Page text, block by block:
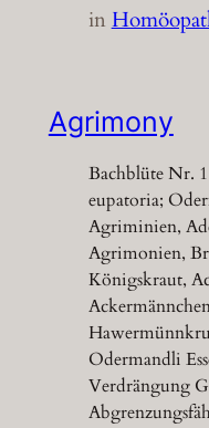
in
Agrimony
Bachblüte Nr.
eupatoria;
Agriminien,
Agrimonien,
Königskraut,
Odermandli
Verdrängung